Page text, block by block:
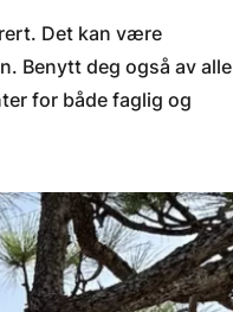
Det kan være
Benytt deg også av alle
for både faglig og